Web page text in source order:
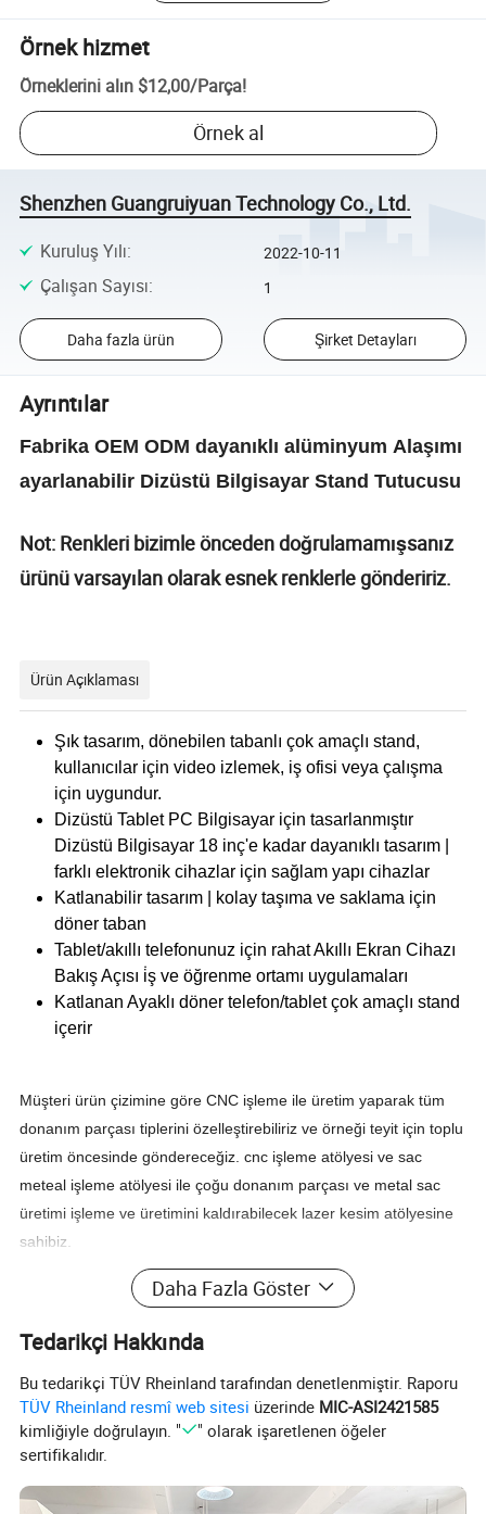
Örnek hizmet
Örneklerini alın $12,00/Parça!
Örnek al
Shenzhen Guangruiyuan Technology Co., Ltd.
Kuruluş Yılı: 2022-10-11
Çalışan Sayısı: 1
Daha fazla ürün Şirket Detayları
Ayrıntılar
Fabrika OEM ODM dayanıklı alüminyum Alaşımı
ayarlanabilir Dizüstü Bilgisayar Stand Tutucusu
Not: Renkleri bizimle önceden doğrulamamışsanız
ürünü varsayılan olarak esnek renklerle göndeririz.
Ürün Açıklaması
Şık tasarım, dönebilen tabanlı çok amaçlı stand,
kullanıcılar için video izlemek, iş ofisi veya çalışma
için uygundur.
Dizüstü Tablet PC Bilgisayar için tasarlanmıştır
Dizüstü Bilgisayar 18 inç'e kadar dayanıklı tasarım |
farklı elektronik cihazlar için sağlam yapı cihazlar
Katlanabilir tasarım | kolay taşıma ve saklama için
döner taban
Tablet/akıllı telefonunuz için rahat Akıllı Ekran Cihazı
Bakış Açısı i̇ş ve öğrenme ortamı uygulamaları
Katlanan Ayaklı döner telefon/tablet çok amaçlı stand
içerir
Müşteri ürün çizimine göre CNC işleme ile üretim yaparak tüm
donanım parçası tiplerini özelleştirebiliriz ve örneği teyit için toplu
üretim öncesinde göndereceğiz. cnc işleme atölyesi ve sac
meteal işleme atölyesi ile çoğu donanım parçası ve metal sac
üretimi işleme ve üretimini kaldırabilecek lazer kesim atölyesine
sahibiz.
Ürün Parametreleri
Ürün adı Alüminyum Alaşım ayarlanabilir Dizüstü Bilgisayar Tablet Standı
Malzeme Alüminyum Alaşım
Daha Fazla Göster
Tedarikçi Hakkında
Bu tedarikçi TÜV Rheinland tarafından denetlenmiştir. Raporu
TÜV Rheinland resmî web sitesi üzerinde MIC-ASI2421585
kimliğiyle doğrulayın. "
" olarak işaretlenen öğeler
sertifikalıdır.